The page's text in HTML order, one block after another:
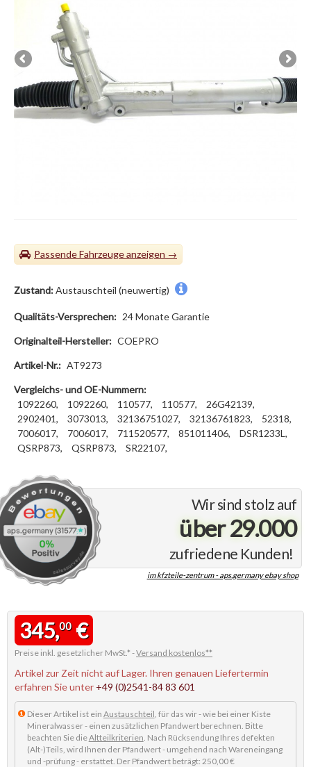
Passende Fahrzeuge
Wir sind stolz auf
über 29.000
zufriedene Kunden!
im kfzteile-zentrum - aps.germany ebay shop
Zustand:Austauschteil (neuwertig)
Qualitäts-Versprechen: 24 Monate Garantie
Originalteil-Hersteller: COEPRO
Artikel-Nr.: AT9273
Vergleichs- und OE-Nummern:
1092260,
1092260, 110577, 110577,
26G42139,
2902401,
3073013, 32136751027, 32136761823,
52318,
7006017,
7006017, 711520577, 851011406,
DSR1233L,
QSRP873,
QSRP873, SR22107,
345,00€
Preise inkl. gesetzlicher MwSt.* -Versand kostenlos**
Artikel zur Zeit nicht auf Lager. Ihren genauen Liefertermin
erfahren Sie unter +49 (0)2541-84 83 601
Dieser Artikel ist ein Austauschteil , für das wir - wie bei einer Kiste
Mineralwasser - einen zusätzlichen Pfandwert berechnen. Bitte
beachten Sie dieAltteilkriterien . Nach Rücksendung Ihres defekten
(Alt-)Teils, wird Ihnen der Pfandwert - umgehend nach Wareneingang
und -prüfung - erstattet. Der Pfandwert beträgt: 250,00 €